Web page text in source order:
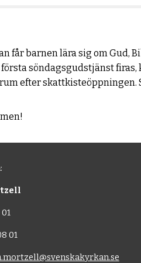
får barnen lära sig om Gud,
söndagsgudstjänst firas,
efter skattkisteöppningen.
01